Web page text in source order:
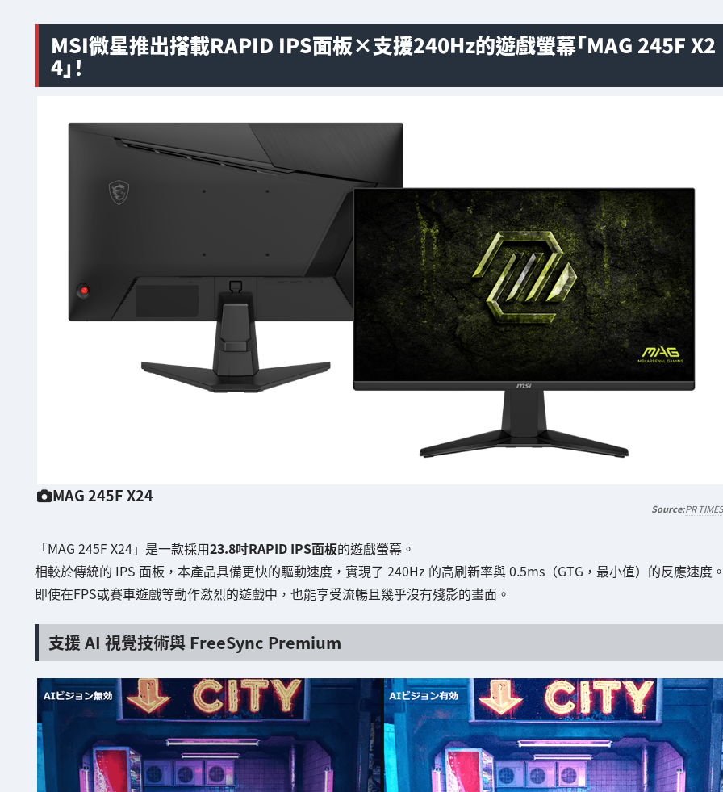
MSI微星推出搭載RAPID IPS面板×支援240Hz的遊戲螢幕「MAG 245F X2
4」！
MAG 245F X24
PR TIMES
「MAG 245F X24」是一款採用23.8吋RAPID IPS面板的遊戲螢幕。
相較於傳統的 IPS 面板，本產品具備更快的驅動速度，實現了 240Hz 的高刷新率與 0.5ms（GTG，最小值）的反應速度
即使在FPS或賽車遊戲等動作激烈的遊戲中，也能享受流暢且幾乎沒有殘影的畫面。
支援 AI 視覺技術與 FreeSync Premium